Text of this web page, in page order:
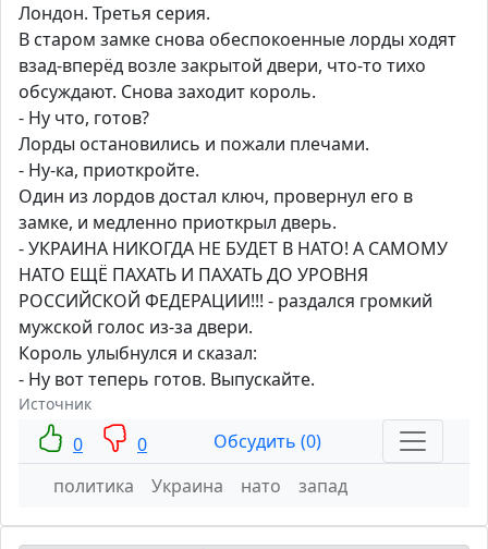
Лондон. Третья серия.
В старом замке снова обеспокоенные лорды ходят
взад-вперёд возле закрытой двери, что-то тихо
обсуждают. Снова заходит король.
- Ну что, готов?
Лорды остановились и пожали плечами.
- Ну-ка, приоткройте.
Один из лордов достал ключ, провернул его в
замке, и медленно приоткрыл дверь.
- УКРАИНА НИКОГДА НЕ БУДЕТ В НАТО! А САМОМУ
НАТО ЕЩЁ ПАХАТЬ И ПАХАТЬ ДО УРОВНЯ
РОССИЙСКОЙ ФЕДЕРАЦИИ!!! - раздался громкий
мужской голос из-за двери.
Король улыбнулся и сказал:
- Ну вот теперь готов. Выпускайте.
Источник
0 0
Обсудить (0)
политика
Украина нато запад